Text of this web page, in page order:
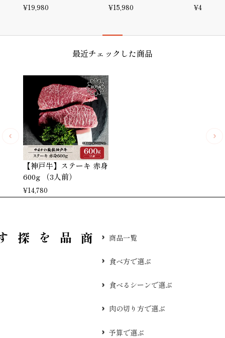
¥19,980 ¥15,980 ¥4,480
最近チェックした商品
【神戸牛】ステーキ 赤身
600g （3人前）
¥14,780
す 商品一覧
食べ方で選ぶ
食べるシーンで選ぶ
肉の切り方で選ぶ
予算で選ぶ